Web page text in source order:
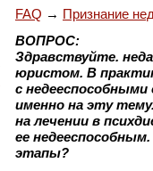
FAQ → Признание
ВОПРОС:
Здравствуйте.
юристом. В
с
именно на эту
на лечении в
ее недееспособным.
этапы?